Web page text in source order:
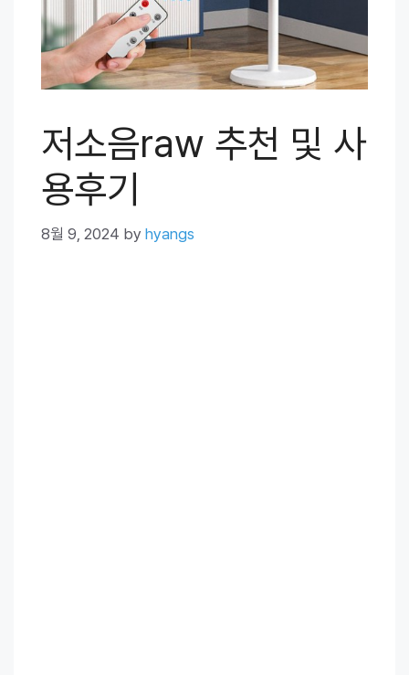
저소음raw 추천 및 사
용후기
8월 9, 2024 by hyangs